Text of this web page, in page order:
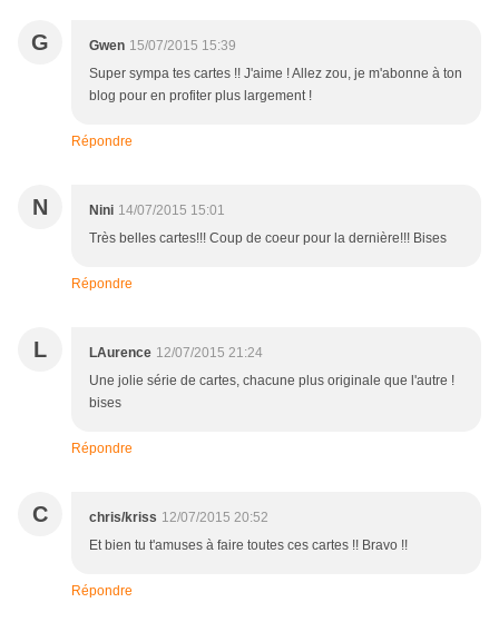
G Gwen 15/07/2015 15:39
Super sympa tes cartes !! J'aime ! Allez zou, je m'abonne à ton
blog pour en profiter plus largement !
Répondre
N Nini 14/07/2015 15:01
Très belles cartes!!! Coup de coeur pour la dernière!!! Bises
Répondre
L LAurence 12/07/2015 21:24
Une jolie série de cartes, chacune plus originale que l'autre !
bises
Répondre
C chris/kriss 12/07/2015 20:52
Et bien tu t'amuses à faire toutes ces cartes !! Bravo !!
Répondre